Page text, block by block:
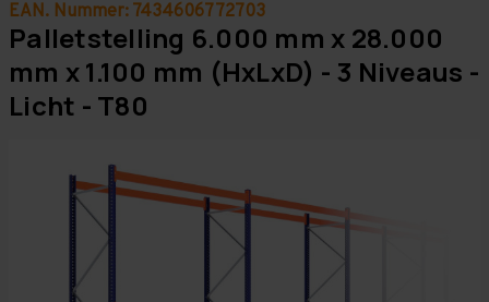
EAN. Nummer: 7434606772703
Palletstelling 6.000 mm x 28.000
mm x 1.100 mm (HxLxD) - 3 Niveaus -
Licht - T80